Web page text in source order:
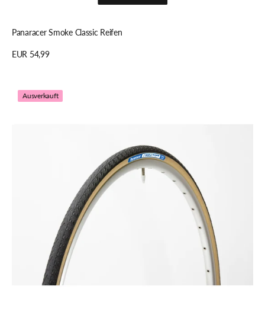
Panaracer Smoke Classic Reifen
Regulärer
EUR 54,99
Panaracer
Pasela
Ausverkauft